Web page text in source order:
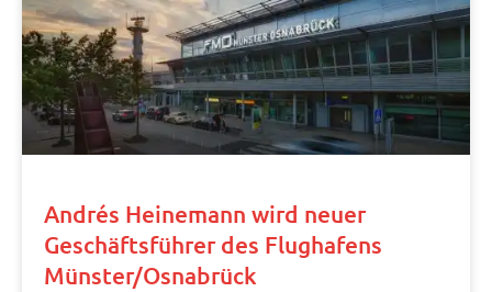
Andrés Heinemann wird neuer
Geschäftsführer des Flughafens
Münster/Osnabrück